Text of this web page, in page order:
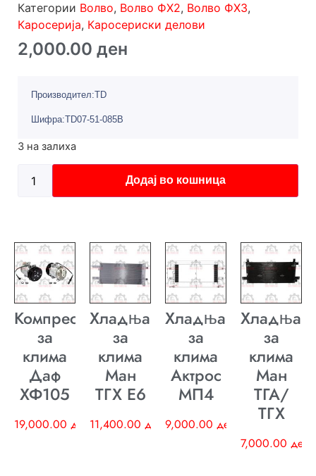
Категории Волво, Волво ФХ2, Волво ФХ3,
Каросерија, Каросериски делови
2,000.00 ден
Производител:TD
Шифра:TD07-51-085B
3 на залиха
Додај во кошница
Компресор
за
клима
Даф
ХФ105
19,000.00 ден
Хладњак
за
клима
Ман
ТГХ E6
11,400.00 ден
Хладњак
за
клима
Актрос
МП4
9,000.00 ден
Хладњак
за
клима
Ман
ТГА/
ТГХ
7,000.00 ден